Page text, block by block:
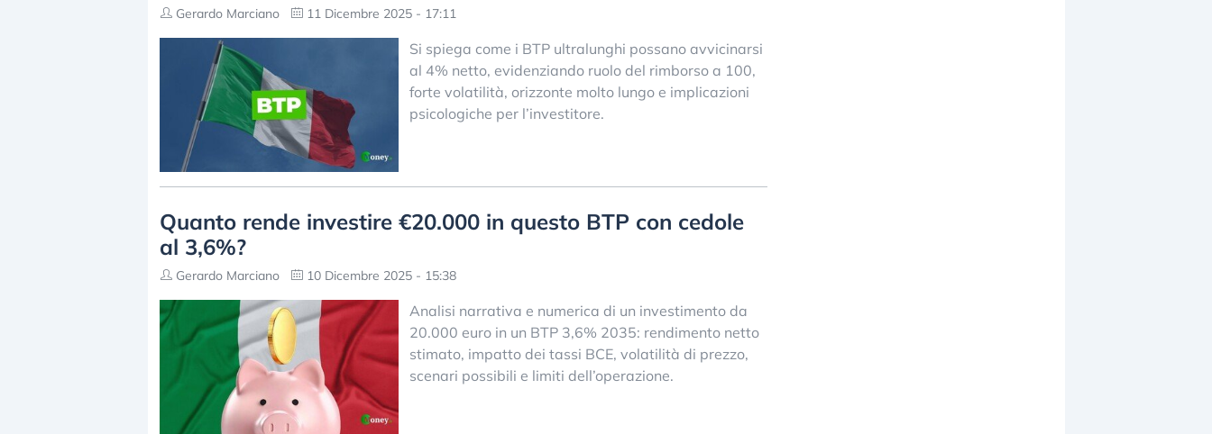
Gerardo Marciano 11 Dicembre 2025 - 17:11
Si spiega come i BTP ultralunghi possano avvicinarsi
al 4% netto, evidenziando ruolo del rimborso a 100,
forte volatilità, orizzonte molto lungo e implicazioni
psicologiche per l’investitore.
Quanto rende investire €20.000 in questo BTP con cedole
al 3,6%?
Gerardo Marciano 10 Dicembre 2025 - 15:38
Analisi narrativa e numerica di un investimento da
20.000 euro in un BTP 3,6% 2035: rendimento netto
stimato, impatto dei tassi BCE, volatilità di prezzo,
scenari possibili e limiti dell’operazione.